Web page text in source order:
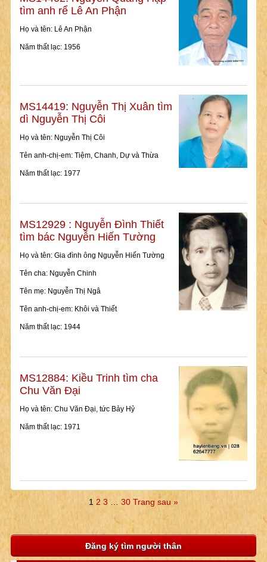
tìm anh rể Lê An Phận
Họ và tên: Lê An Phận
Năm thất lạc: 1956
MS14419: Nguyễn Thị Xuân tìm
dì Nguyễn Thị Côi
Họ và tên: Nguyễn Thị Côi
Tên anh-chị-em: Tiệm, Chanh, Dự và Thừa
Năm thất lạc: 1977
MS12929 : Nguyễn Đình Thiết
tìm bác Nguyễn Hiến Tường
Họ và tên: Gia đình ông Nguyễn Hiến Tường
Tên cha: Nguyễn Chinh
Tên mẹ: Nguyễn Thị Ngâ
Tên anh-chị-em: Khôi và Thiết
Năm thất lạc: 1944
MS12884: Kiều Trinh tìm cha
Chu Văn Đại
Họ và tên: Chu Văn Đại, tức Bảy Hỷ
Năm thất lạc: 1971
1 2 3 30 Trang sau »
Đăng ký tìm người thân